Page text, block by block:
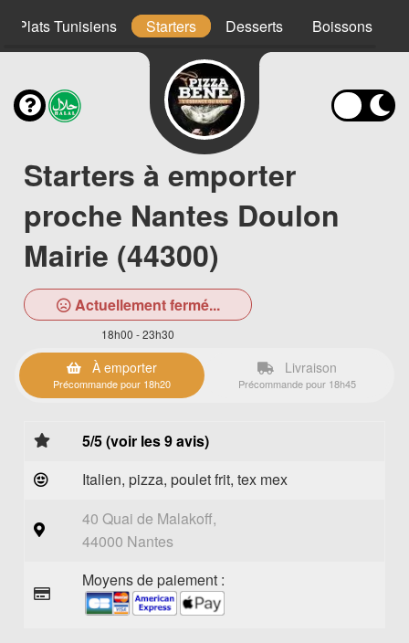
Plats Tunisiens Starters Desserts Boissons
Starters à emporter
proche Nantes Doulon
Mairie (44300)
Actuellement fermé...
18h00 - 23h30
À emporter
Précommande pour 18h20
Livraison
Précommande pour 18h45
5/5 (voir les 9 avis)
Italien, pizza, poulet frit, tex mex
40 Quai de Malakoff,
44000 Nantes
Moyens de paiement :